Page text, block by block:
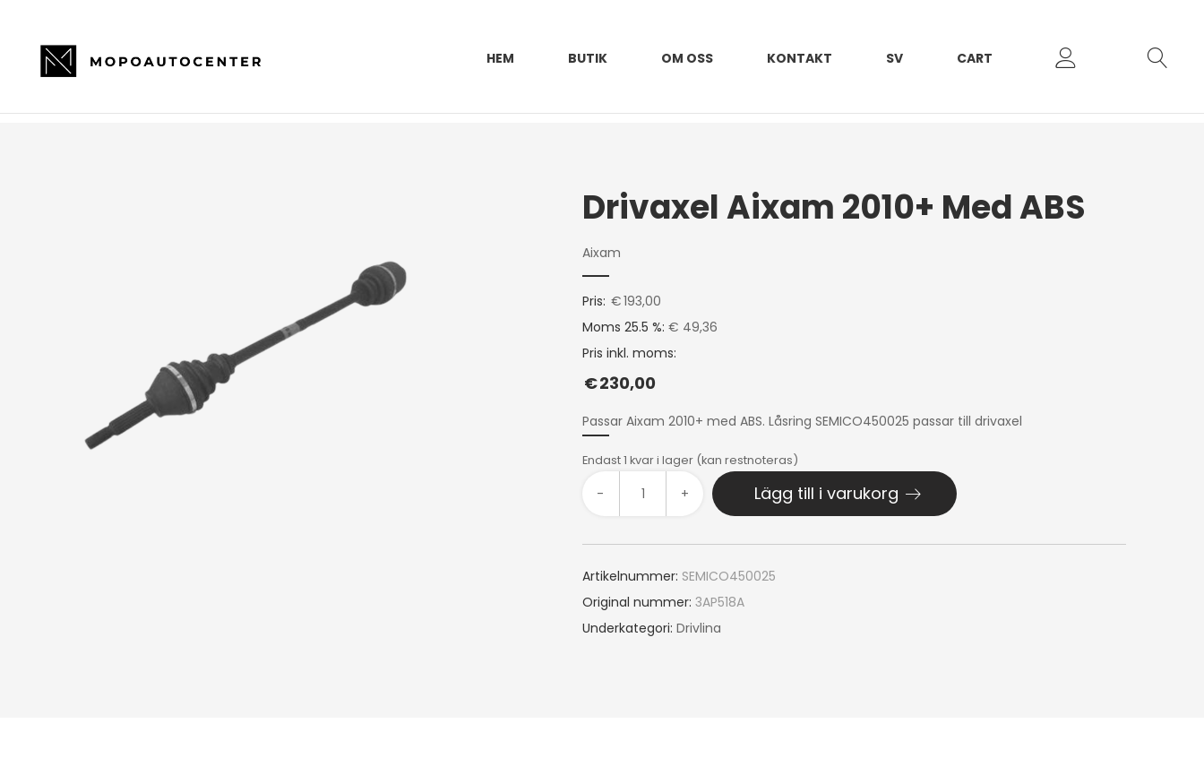
HEM BUTIK OM OSS KONTAKT SV CART
Drivaxel Aixam 2010+ Med ABS
Aixam
Pris: €193,00
Moms 25.5 %: € 49,36
Pris inkl. moms:
€230,00
Passar Aixam 2010+ med ABS. Låsring SEMICO450025 passar till drivaxel
Endast 1 kvar i lager (kan restnoteras)
- + Lägg till i varukorg
Artikelnummer: SEMICO450025
Original nummer: 3AP518A
Underkategori: Drivlina